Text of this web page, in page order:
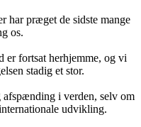
har præget de sidste mange
os.
er fortsat herhjemme, og vi
stadig et stor.
afspænding i verden, selv om
udvikling.